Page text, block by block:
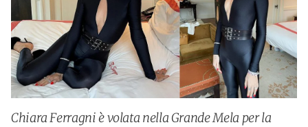
Chiara Ferragni è volata nella Grande Mela per la